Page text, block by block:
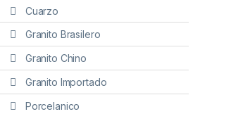
Cuarzo
Granito Brasilero
Granito Chino
Granito Importado
Porcelanico